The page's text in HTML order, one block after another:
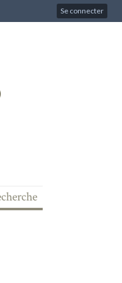
Se connecter